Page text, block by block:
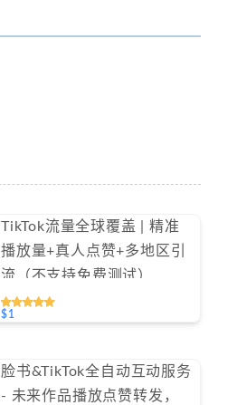
TikTok流量全球覆盖 | 精准
播放量+真人点赞+多地区引
流（不支持免费测试）
$1
脸书&TikTok全自动互动服务
- 未来作品播放点赞转发，